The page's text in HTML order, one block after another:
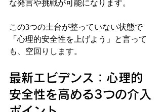
な発言や挑戦が可能になります。
この3つの土台が整っていない状態で
「心理的安全性を上げよう」と言って
も、空回りします。
最新エビデンス：心理的
安全性を高める3つの介入